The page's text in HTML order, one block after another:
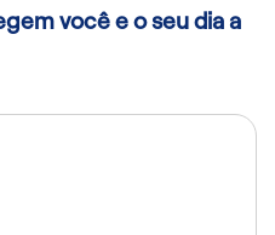
você e o seu dia a